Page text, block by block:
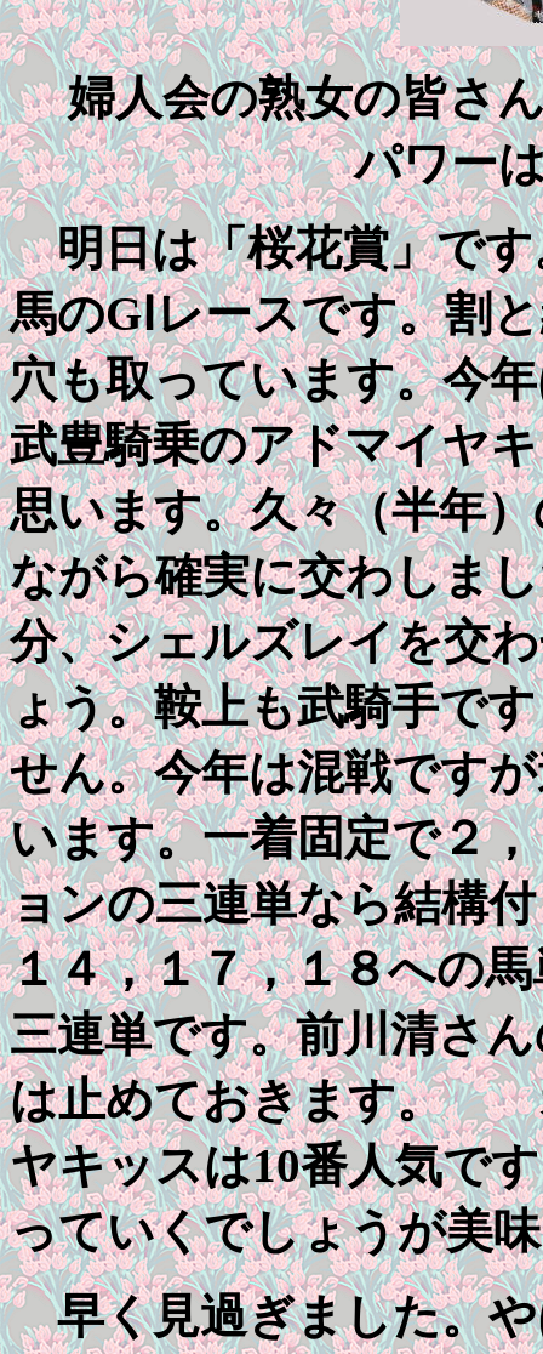
婦人会の熟女の皆さ
パワー
明日は「桜花賞」です
馬のGⅠレースです。割
穴も取っています。今
武豊騎乗のアドマイヤ
思います。久々（半年
ながら確実に交わしま
分、シェルズレイを交
ょう。鞍上も武騎手で
せん。今年は混戦です
います。一着固定で２
ョンの三連単なら結構
１４，１７，１８への
三連単です。前川清さ
は止めておきます。
ヤキッスは10番人気で
っていくでしょうが美
早く見過ぎました。や